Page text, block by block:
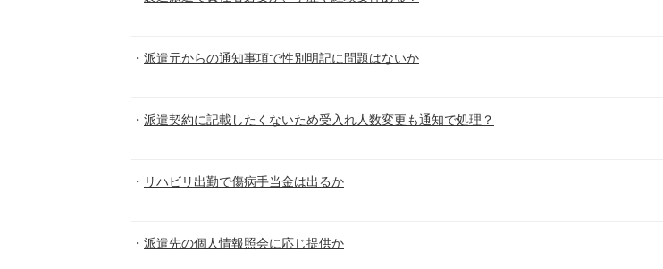
派遣元からの通知事項で性別明記に問題はないか
派遣契約に記載したくないため受入れ人数変更も通知で処理？
リハビリ出勤で傷病手当金は出るか
派遣先の個人情報照会に応じ提供か